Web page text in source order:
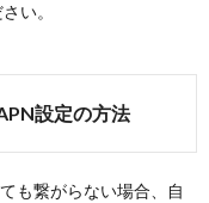
い。
設定の方法
も繋がらない場合、自